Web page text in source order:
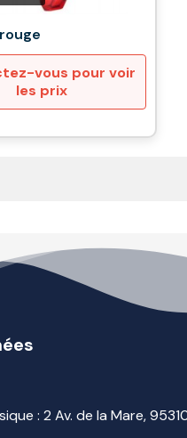
vous pour voir
les prix
: 2 Av. de la Mare,